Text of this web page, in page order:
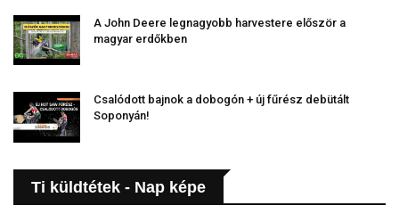
A John Deere legnagyobb harvestere először a
magyar erdőkben
Csalódott bajnok a dobogón + új fűrész debütált
Soponyán!
Ti küldtétek - Nap képe